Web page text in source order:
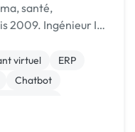
santé,
2009. Ingénieur IA
virtuel
ERP
Chatbot